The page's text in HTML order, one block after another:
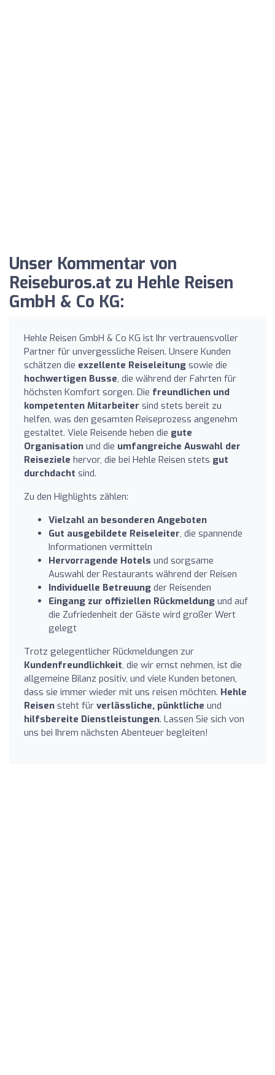
Unser Kommentar von
Reiseburos.at zu Hehle Reisen
GmbH & Co KG:
Hehle Reisen GmbH & Co KG ist Ihr vertrauensvoller
Partner für unvergessliche Reisen. Unsere Kunden
schätzen die exzellente Reiseleitung sowie die
hochwertigen Busse, die während der Fahrten für
höchsten Komfort sorgen. Die freundlichen und
kompetenten Mitarbeiter sind stets bereit zu
helfen, was den gesamten Reiseprozess angenehm
gestaltet. Viele Reisende heben die gute
Organisation und die umfangreiche Auswahl der
Reiseziele hervor, die bei Hehle Reisen stets gut
durchdacht sind.
Zu den Highlights zählen:
Vielzahl an besonderen Angeboten
Gut ausgebildete Reiseleiter, die spannende
Informationen vermitteln
Hervorragende Hotels und sorgsame
Auswahl der Restaurants während der Reisen
Individuelle Betreuung der Reisenden
Eingang zur offiziellen Rückmeldung und auf
die Zufriedenheit der Gäste wird großer Wert
gelegt
Trotz gelegentlicher Rückmeldungen zur
Kundenfreundlichkeit, die wir ernst nehmen, ist die
allgemeine Bilanz positiv, und viele Kunden betonen,
dass sie immer wieder mit uns reisen möchten. Hehle
Reisen steht für verlässliche, pünktliche und
hilfsbereite Dienstleistungen. Lassen Sie sich von
uns bei Ihrem nächsten Abenteuer begleiten!